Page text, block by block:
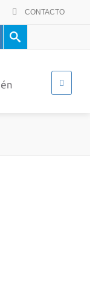
CONTACTO